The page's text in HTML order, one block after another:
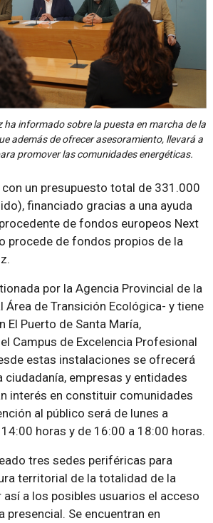
ha informado sobre la puesta en marcha de la
además de ofrecer asesoramiento, llevará a
promover las comunidades energéticas.
un presupuesto total de 331.000
financiado gracias a una ayuda
de fondos europeos Next
procede de fondos propios de la
por la Agencia Provincial de la
Área de Transición Ecológica- y tiene
El Puerto de Santa María,
Campus de Excelencia Profesional
estas instalaciones se ofrecerá
ciudadanía, empresas y entidades
interés en constituir comunidades
al público será de lunes a
horas y de 16:00 a 18:00 horas.
tres sedes periféricas para
territorial de la totalidad de la
a los posibles usuarios el acceso
presencial. Se encuentran en